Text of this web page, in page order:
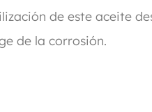
de este aceite
de la corrosión.